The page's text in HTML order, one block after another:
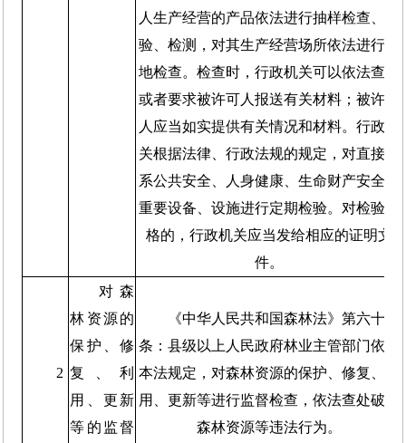
人生产经营的产品依法进行抽样检查、检
验、检测，对其生产经营场所依法进行实
地检查。检查时，行政机关可以依法查阅
或者要求被许可人报送有关材料；被许可
人应当如实提供有关情况和材料。行政机
关根据法律、行政法规的规定，对直接关
系公共安全、人身健康、生命财产安全的
重要设备、设施进行定期检验。对检验合
格的，行政机关应当发给相应的证明文
件。
2
对森
林资源的
保护、修
复、利
用、更新
等的监督
《中华人民共和国森林法》第六十六
条：县级以上人民政府林业主管部门依照
本法规定，对森林资源的保护、修复、利
用、更新等进行监督检查，依法查处破坏
森林资源等违法行为。